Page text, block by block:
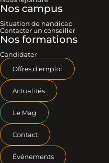
Nos campus
Situation de handicap
Contacter un conseiller
Nos formations
Candidater
Offres d'emploi
Actualités
Le Mag
Contact
Événements